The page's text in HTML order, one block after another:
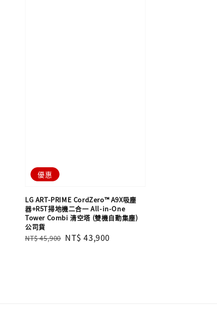
優惠
LG ART-PRIME CordZero™ A9X吸塵
器+R5T掃地機二合一 All-in-One
Tower Combi 清空塔 (雙機自動集塵)
公司貨
Regular
NT$ 45,900 Sale
NT$ 43,900